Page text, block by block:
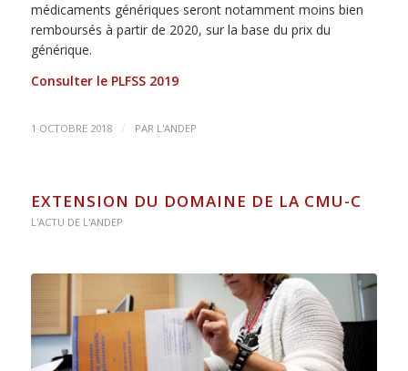
médicaments génériques seront notamment moins bien
remboursés à partir de 2020, sur la base du prix du
générique.
Consulter le PLFSS 2019
1 OCTOBRE 2018 / PAR L'ANDEP
EXTENSION DU DOMAINE DE LA CMU-C
L'ACTU DE L'ANDEP